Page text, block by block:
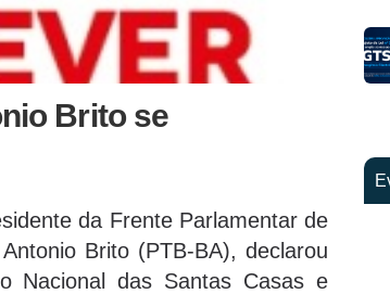
Brito se
da Frente Parlamentar de
Brito (PTB-BA), declarou
Nacional das Santas Casas e